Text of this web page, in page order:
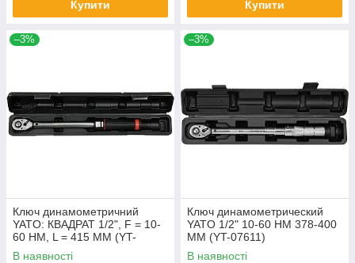
Купити Купити
–3%
Ключ динамометричний
YATO: КВАДРАТ 1/2", F = 10-
60 НМ, L = 415 ММ (YT-
07612)
В наявності
–3%
Ключ динамометрический
YATO 1/2" 10-60 НМ 378-400
ММ (YT-07611)
В наявності